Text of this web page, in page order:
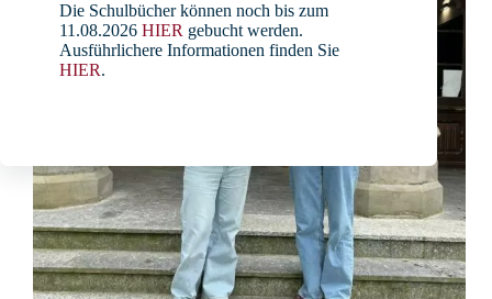
Die Schulbücher können noch bis zum
11.08.2026 HIER gebucht werden.
Ausführlichere Informationen finden Sie
HIER.